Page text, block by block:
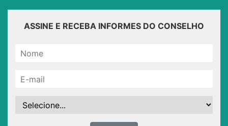
ASSINE E RECEBA INFORMES DO CONSELHO